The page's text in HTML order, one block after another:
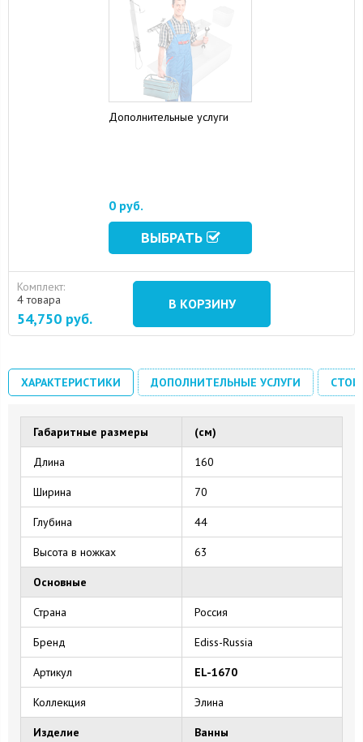
Дополнительные услуги
0 руб.
ВЫБРАТЬ
Комплект:
4 товара
54,750 руб.
В КОРЗИНУ
ХАРАКТЕРИСТИКИ ДОПОЛНИТЕЛЬНЫЕ УСЛУГИ
Габаритные размеры (см)
Длина 160
Ширина 70
Глубина 44
Высота в ножках 63
Основные
Страна Россия
Бренд Ediss-Russia
Артикул EL-1670
Коллекция Элина
Изделие Ванны